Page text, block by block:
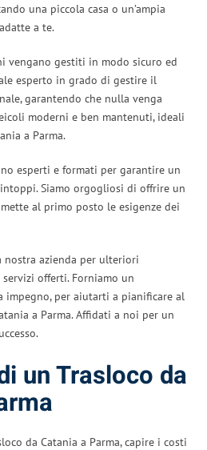
una piccola casa o un’ampia
a te.
vengano gestiti in modo sicuro ed
esperto in grado di gestire il
garantendo che nulla venga
moderni e ben mantenuti, ideali
a Parma.
esperti e formati per garantire un
Siamo orgogliosi di offrire un
al primo posto le esigenze dei
azienda per ulteriori
offerti. Forniamo un
impegno, per aiutarti a pianificare al
a Parma. Affidati a noi per un
un Trasloco da
da Catania a Parma, capire i costi